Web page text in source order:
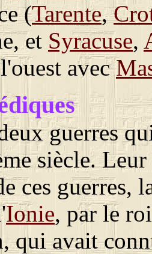
(Tarente,
et Syracuse,
avec
guerres
siècle.
ces guerres,
Ionie, par le
qui avait